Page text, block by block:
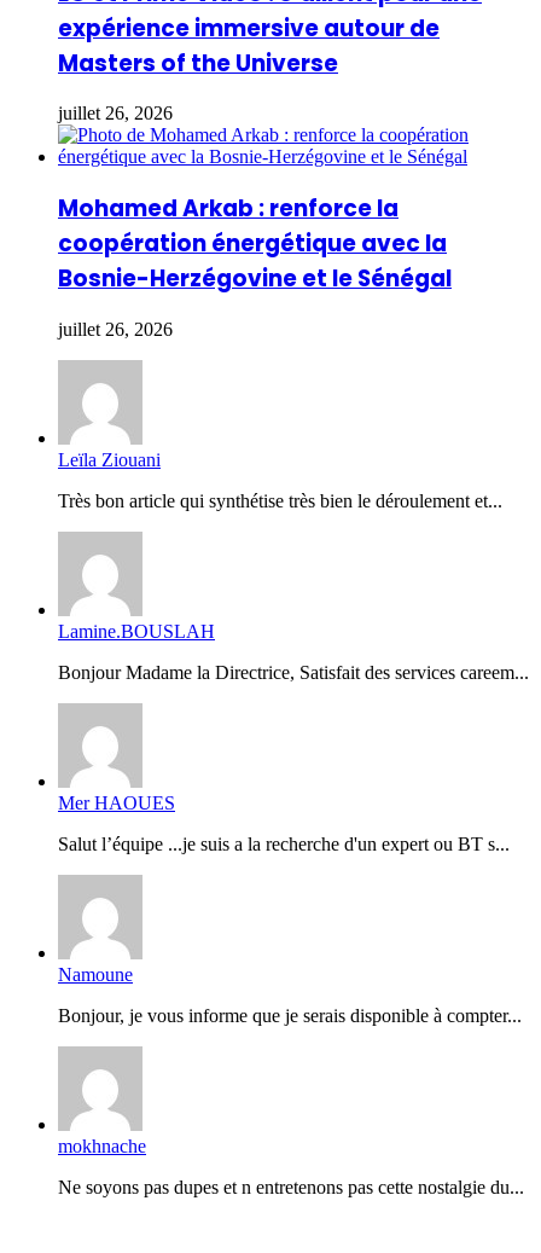
expérience immersive autour de
Masters of the Universe
juillet 26, 2026
Mohamed Arkab : renforce la
coopération énergétique avec la
Bosnie-Herzégovine et le Sénégal
juillet 26, 2026
Leïla Ziouani
Très bon article qui synthétise très bien le déroulement et...
Lamine.BOUSLAH
Bonjour Madame la Directrice, Satisfait des services careem...
Mer HAOUES
Salut l’équipe ...je suis a la recherche d'un expert ou BT s...
Namoune
Bonjour, je vous informe que je serais disponible à compter...
mokhnache
Ne soyons pas dupes et n entretenons pas cette nostalgie du...